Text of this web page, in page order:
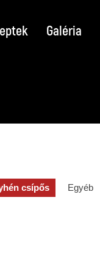
Galéria
csípős Egyéb